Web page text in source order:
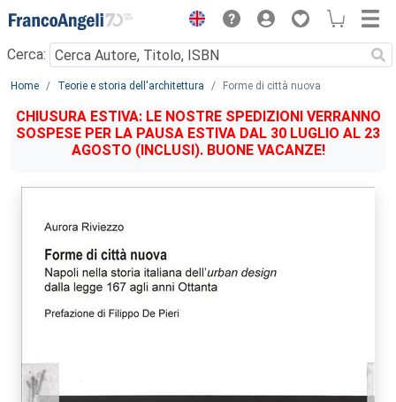
Menu
Cerca:
Main content
Home Teorie e storia dell'architettura Forme di città nuova
CHIUSURA ESTIVA: LE NOSTRE SPEDIZIONI VERRANNO
SOSPESE PER LA PAUSA ESTIVA DAL 30 LUGLIO AL 23
AGOSTO (INCLUSI). BUONE VACANZE!